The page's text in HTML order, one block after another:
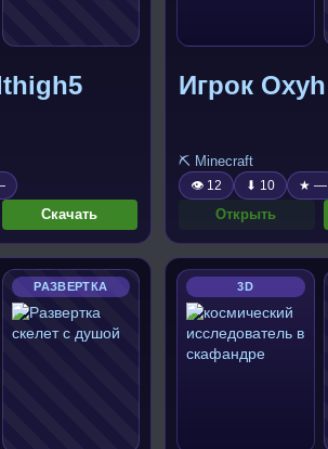
Скачать
Игрок Oxyh
⛏️ Minecraft
👁 12 ⬇ 10 ★ —
Открыть
РАЗВЕРТКА 3D